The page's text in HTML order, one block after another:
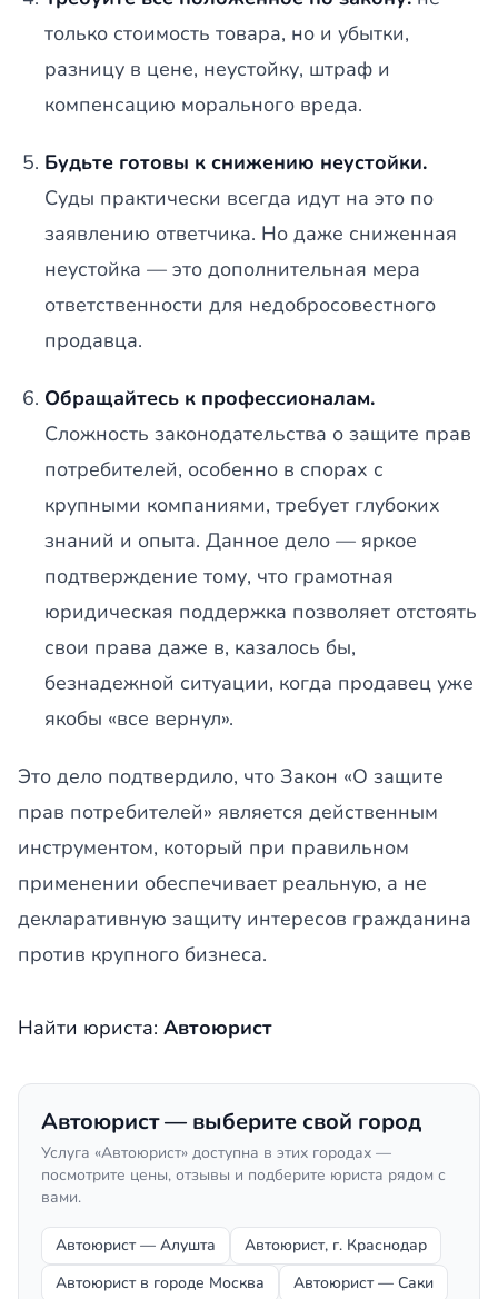
только стоимость товара, но и убытки,
разницу в цене, неустойку, штраф и
компенсацию морального вреда.
Будьте готовы к снижению неустойки.
Суды практически всегда идут на это по
заявлению ответчика. Но даже сниженная
неустойка — это дополнительная мера
ответственности для недобросовестного
продавца.
Обращайтесь к профессионалам.
Сложность законодательства о защите прав
потребителей, особенно в спорах с
крупными компаниями, требует глубоких
знаний и опыта. Данное дело — яркое
подтверждение тому, что грамотная
юридическая поддержка позволяет отстоять
свои права даже в, казалось бы,
безнадежной ситуации, когда продавец уже
якобы «все вернул».
Это дело подтвердило, что Закон «О защите
прав потребителей» является действенным
инструментом, который при правильном
применении обеспечивает реальную, а не
декларативную защиту интересов гражданина
против крупного бизнеса.
Найти юриста: Автоюрист
Автоюрист — выберите свой город
Услуга «Автоюрист» доступна в этих городах —
посмотрите цены, отзывы и подберите юриста рядом с
вами.
Автоюрист — Алушта
Автоюрист, г. Краснодар
Автоюрист в городе Москва
Автоюрист — Саки